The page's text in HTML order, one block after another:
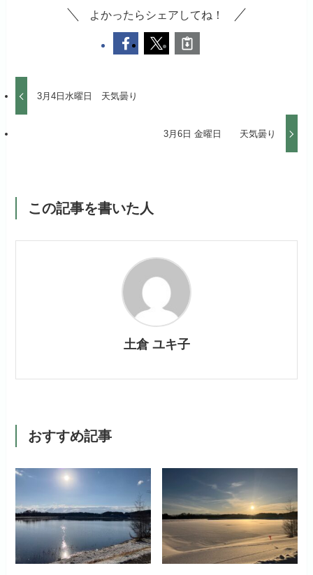
よかったらシェアしてね！
3月4日水曜日 天気曇り
3月6日 金曜日 天気曇り
この記事を書いた人
土倉 ユキ子
おすすめ記事